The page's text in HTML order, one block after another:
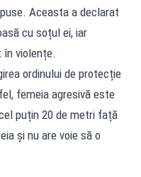
Aceasta a declarat
cu soțul ei, iar
în violențe.
ordinului de protecție
femeia agresivă este
puțin 20 de metri față
și nu are voie să o